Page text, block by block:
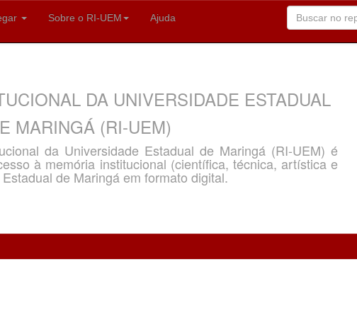
Sobre o RI-UEM Ajuda
DA UNIVERSIDADE ESTADUAL
MARINGÁ (RI-UEM)
da Universidade Estadual de Maringá (RI-UEM) é
à memória institucional (científica, técnica, artística e
de Maringá em formato digital.